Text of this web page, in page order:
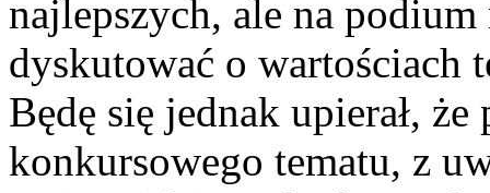
najlepszych, ale na
dyskutować o
Będę się jednak upierał,
konkursowego tematu, z